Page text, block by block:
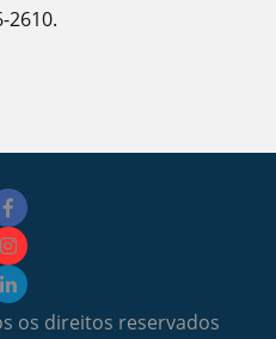
2610.
os direitos reservados